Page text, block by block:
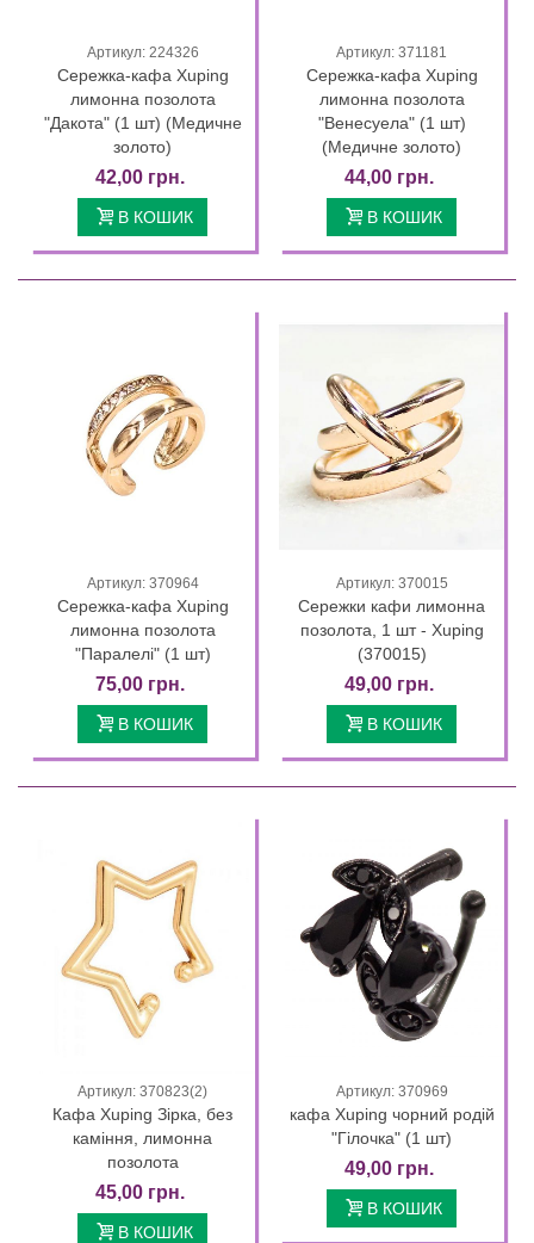
Артикул: 224326
Сережка-кафа Xuping
лимонна позолота
"Дакота" (1 шт) (Медичне
золото)
42,00 грн.
В КОШИК
Артикул: 371181
Сережка-кафа Xuping
лимонна позолота
"Венесуела" (1 шт)
(Медичне золото)
44,00 грн.
В КОШИК
Артикул: 370964
Сережка-кафа Xuping
лимонна позолота
"Паралелі" (1 шт)
75,00 грн.
В КОШИК
Артикул: 370015
Сережки кафи лимонна
позолота, 1 шт - Xuping
(370015)
49,00 грн.
В КОШИК
Артикул: 370823(2)
Кафа Xuping Зірка, без
каміння, лимонна
позолота
45,00 грн.
В КОШИК
Артикул: 370969
кафа Xuping чорний родій
"Гілочка" (1 шт)
49,00 грн.
В КОШИК